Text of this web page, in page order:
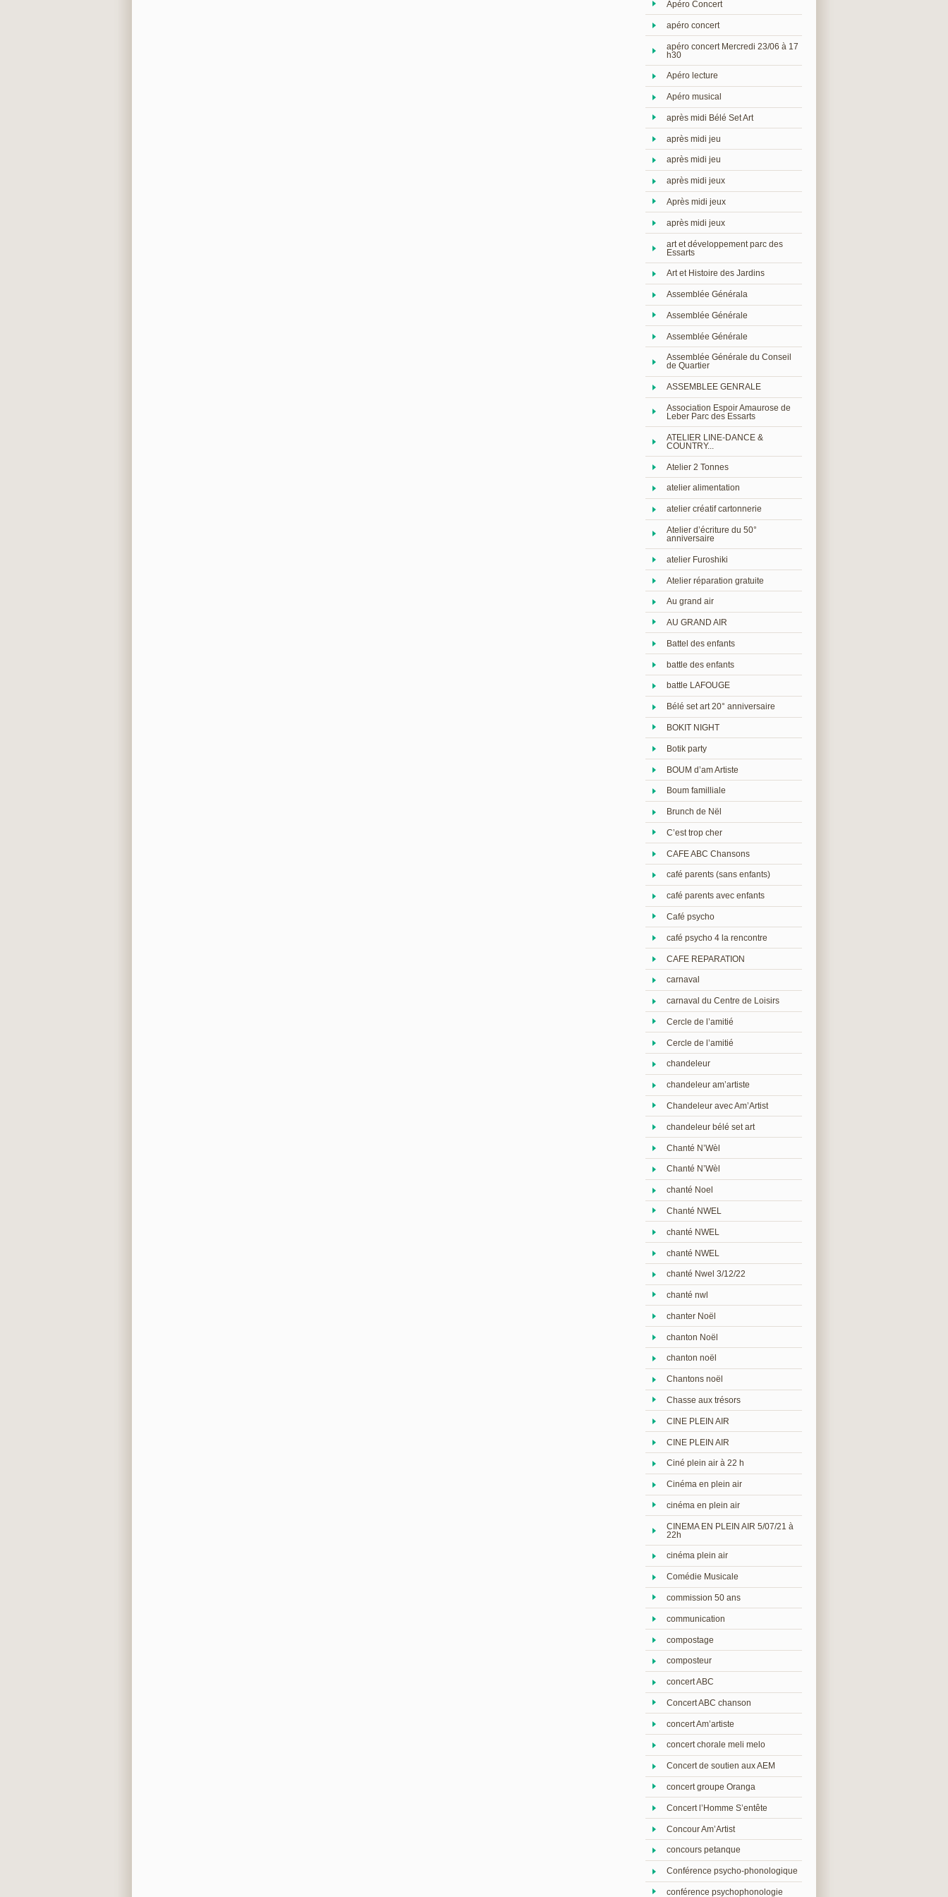
Apéro Concert
apéro concert
apéro concert Mercredi 23/06 à 17
h30
Apéro lecture
Apéro musical
après midi Bélé Set Art
après midi jeu
après midi jeu
après midi jeux
Après midi jeux
après midi jeux
art et développement parc des
Essarts
Art et Histoire des Jardins
Assemblée Générala
Assemblée Générale
Assemblée Générale
Assemblée Générale du Conseil
de Quartier
ASSEMBLEE GENRALE
Association Espoir Amaurose de
Leber Parc des Essarts
ATELIER LINE-DANCE &
COUNTRY...
Atelier 2 Tonnes
atelier alimentation
atelier créatif cartonnerie
Atelier d’écriture du 50°
anniversaire
atelier Furoshiki
Atelier réparation gratuite
Au grand air
AU GRAND AIR
Battel des enfants
battle des enfants
battle LAFOUGE
Bélé set art 20° anniversaire
BOKIT NIGHT
Botik party
BOUM d’am Artiste
Boum familliale
Brunch de Nël
C’est trop cher
CAFE ABC Chansons
café parents (sans enfants)
café parents avec enfants
Café psycho
café psycho 4 la rencontre
CAFE REPARATION
carnaval
carnaval du Centre de Loisirs
Cercle de l’amitié
Cercle de l’amitié
chandeleur
chandeleur am’artiste
Chandeleur avec Am’Artist
chandeleur bélé set art
Chanté N’Wèl
Chanté N’Wèl
chanté Noel
Chanté NWEL
chanté NWEL
chanté NWEL
chanté Nwel 3/12/22
chanté nwl
chanter Noël
chanton Noël
chanton noël
Chantons noël
Chasse aux trésors
CINE PLEIN AIR
CINE PLEIN AIR
Ciné plein air à 22 h
Cinéma en plein air
cinéma en plein air
CINEMA EN PLEIN AIR 5/07/21 à
22h
cinéma plein air
Comédie Musicale
commission 50 ans
communication
compostage
composteur
concert ABC
Concert ABC chanson
concert Am’artiste
concert chorale meli melo
Concert de soutien aux AEM
concert groupe Oranga
Concert l’Homme S’entête
Concour Am’Artist
concours petanque
Conférence psycho-phonologique
conférence psychophonologie